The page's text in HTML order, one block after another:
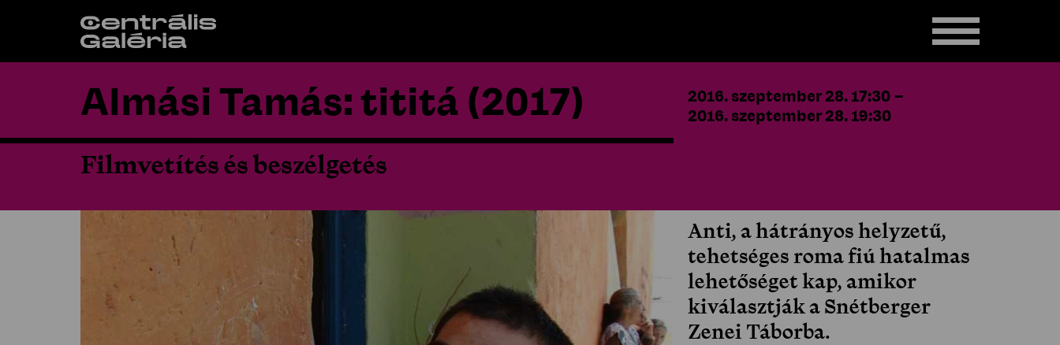
Almási Tamás: tititá (2017)
Filmvetítés és beszélgetés
2016. szeptember 28. 17:30–
2016. szeptember 28. 19:30
Anti, a hátrányos helyzetű,
tehetséges roma fiú hatalmas
lehetőséget kap, amikor
kiválasztják a Snétberger
Zenei Táborba.